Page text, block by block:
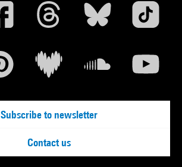
Subscribe to newsletter
Contact us